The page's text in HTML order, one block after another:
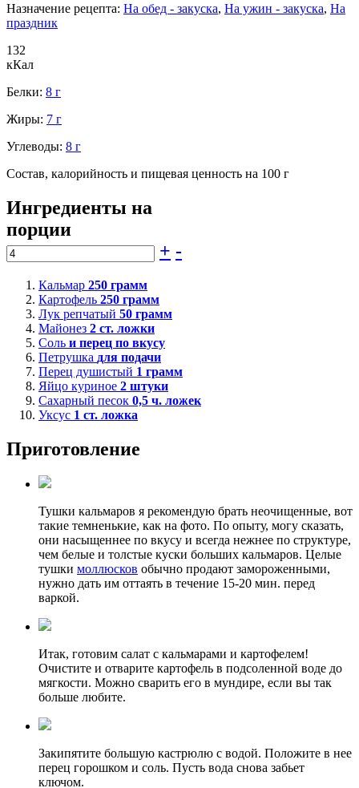
Назначение рецепта: На обед - закуска, На ужин - закуска, На
праздник
132
кКал
Белки: 8 г
Жиры: 7 г
Углеводы: 8 г
Состав, калорийность и пищевая ценность на 100 г
Ингредиенты на
порции
+ -
Кальмар 250 грамм
Картофель 250 грамм
Лук репчатый 50 грамм
Майонез 2 ст. ложки
Соль и перец по вкусу
Петрушка для подачи
Перец душистый 1 грамм
Яйцо куриное 2 штуки
Сахарный песок 0,5 ч. ложек
Уксус 1 ст. ложка
Приготовление
Тушки кальмаров я рекомендую брать неочищенные, вот
такие темненькие, как на фото. По опыту, могу сказать,
они насыщеннее по вкусу и всегда нежнее по структуре,
чем белые и толстые куски больших кальмаров. Целые
тушки моллюсков обычно продают замороженными,
нужно дать им оттаять в течение 15-20 мин. перед
варкой.
Итак, готовим салат с кальмарами и картофелем!
Очистите и отварите картофель в подсоленной воде до
мягкости. Можно сварить его в мундире, если вы так
больше любите.
Закипятите большую кастрюлю с водой. Положите в нее
перец горошком и соль. Пусть вода снова забьет
ключом.